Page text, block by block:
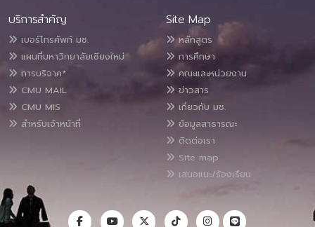
บริการสำคัญ
เบอร์โทรศัพท์ มช.
แผนที่มหาวิทยาลัยเชียงใหม่
การบริจาค*
CMU MAIL
CMU MIS
สำหรับเจ้าหน้าที่
Site Map
หลักสูตร
การศึกษา
คณะและหน่วยงาน
ข่าวสาร
เกี่ยวกับ มช.
ข้อมูลสาธารณะ
ติดต่อเรา
Site map
เสนอแนะ/ร้องเรียน